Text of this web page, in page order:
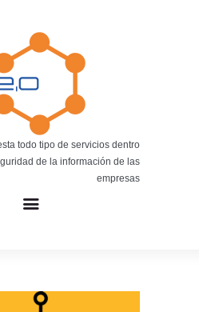
todo tipo de servicios dentro
de la información de las
empresas
tecnológicas.